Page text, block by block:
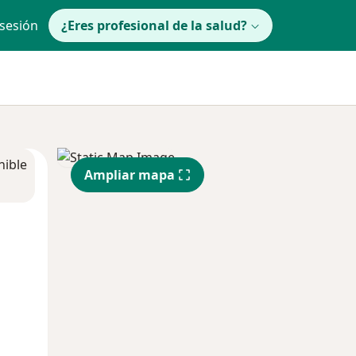
¿Eres profesional de la salud?
Ampliar mapa